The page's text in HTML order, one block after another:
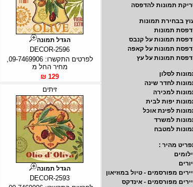
תמונות להדפסה
בבחירת תמונות
תמונות
תמונות על קנבס
תמונות על קאפה
תמונות על עץ
לסלון
לחדר שינה
למכירה
יפות לבית
לפינת אוכל
למשרד
למטבח
מהיר :
מפורסמים - טיול במוזיאון
מפורסמים - אינדקס
הגדל תמונה
DECOR-2596
מחיר החל מ
129 ₪
זיתים
הגדל תמונה
DECOR-2593